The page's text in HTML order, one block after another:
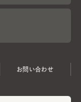
お問い合わせ